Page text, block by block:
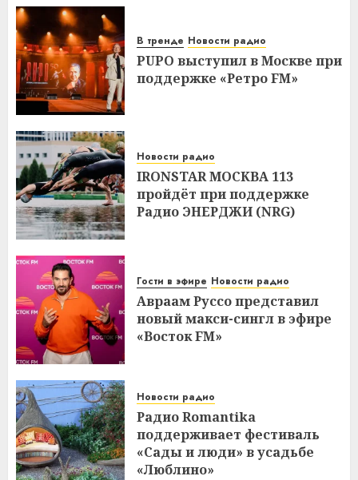
В тренде Новости радио
PUPO выступил в Москве при
поддержке «Ретро FM»
Новости радио
IRONSTAR МОСКВА 113
пройдёт при поддержке
Радио ЭНЕРДЖИ (NRG)
Гости в эфире Новости радио
Авраам Руссо представил
новый макси-сингл в эфире
«Восток FM»
Новости радио
Радио Romantika
поддерживает фестиваль
«Сады и люди» в усадьбе
«Люблино»